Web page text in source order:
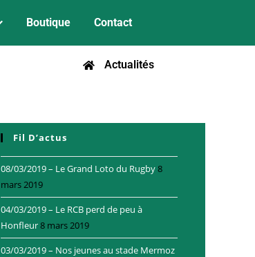
Boutique Contact
Actualités
Fil D’actus
08/03/2019 – Le Grand Loto du Rugby8
mars 2019
04/03/2019 – Le RCB perd de peu à
Honfleur8 mars 2019
03/03/2019 – Nos jeunes au stade Mermoz